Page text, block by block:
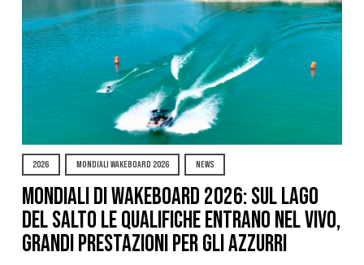
2026 MONDIALI WAKEBOARD 2026 NEWS
Mondiali di Wakeboard 2026: sul Lago
del Salto le qualifiche entrano nel vivo,
grandi prestazioni per gli azzurri